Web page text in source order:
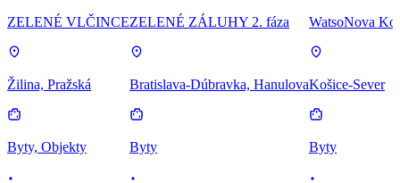
ZELENÉ VLČINCE
Žilina, Pražská
Byty, Objekty
ZELENÉ ZÁLUHY 2. fáza
Bratislava-Dúbravka, Hanulova
Byty
WatsoNova
Košice-Sever
Byty